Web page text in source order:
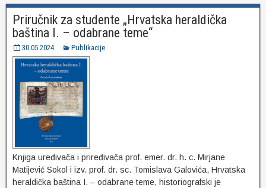
Priručnik za studente „Hrvatska heraldička
baština I. – odabrane teme“
30.05.2024. Publikacije
Knjiga uređivača i priređivača prof. emer. dr. h. c. Mirjane
Matijević Sokol i izv. prof. dr. sc. Tomislava Galovića, Hrvatska
heraldička baština I. – odabrane teme, historiografski je